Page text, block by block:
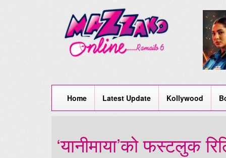
Home Latest Update Kollywood
‘यानीमाया’को फस्टलुक